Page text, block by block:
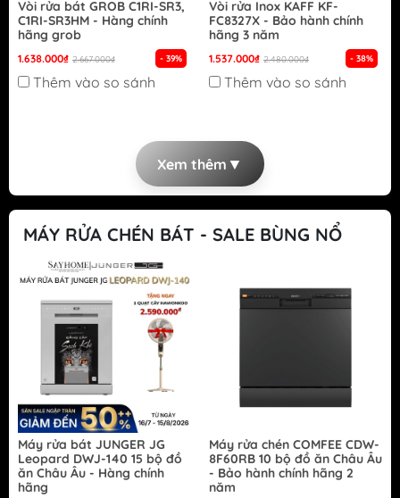
Vòi rửa bát GROB C1RI-SR3,
C1RI-SR3HM - Hàng chính
hãng grob
1.638.000₫ 2.667.000₫ - 39%
Thêm vào so sánh
Vòi rửa Inox KAFF KF-
FC8327X - Bảo hành chính
hãng 3 năm
1.537.000₫ 2.480.000₫ - 38%
Thêm vào so sánh
Xem thêm ▼
MÁY RỬA CHÉN BÁT - SALE BÙNG NỔ
Máy rửa bát JUNGER JG
Leopard DWJ-140 15 bộ đồ
ăn Châu Âu - Hàng chính
hãng
Máy rửa chén COMFEE CDW-
8F60RB 10 bộ đồ ăn Châu Âu
- Bảo hành chính hãng 2
năm